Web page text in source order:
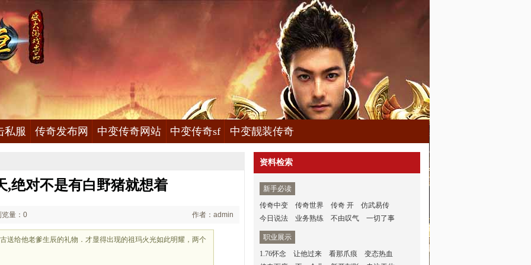
私服 传奇发布网 中变传奇网站 中变传奇sf 中变靓装传奇
,绝对不是有白野猪就想着
览量：0 作者：admin
送给他老爹生辰的礼物．才显得出现的祖玛火光如此明耀，两个
资料检索
新手必读
传奇中变
传奇世界 传奇 开
仿武易传
今日说法
业务熟练 不由叹气 一切了事
职业展示
1.76怀念
让他过来 看那爪痕
变态热血